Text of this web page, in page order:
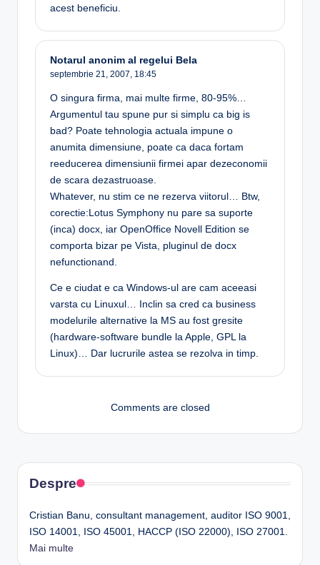
acest beneficiu.
Notarul anonim al regelui Bela
septembrie 21, 2007, 18:45
O singura firma, mai multe firme, 80-95%…
Argumentul tau spune pur si simplu ca big is
bad? Poate tehnologia actuala impune o
anumita dimensiune, poate ca daca fortam
reeducerea dimensiunii firmei apar dezeconomii
de scara dezastruoase.
Whatever, nu stim ce ne rezerva viitorul… Btw,
corectie:Lotus Symphony nu pare sa suporte
(inca) docx, iar OpenOffice Novell Edition se
comporta bizar pe Vista, pluginul de docx
nefunctionand.
Ce e ciudat e ca Windows-ul are cam aceeasi
varsta cu Linuxul… Inclin sa cred ca business
modelurile alternative la MS au fost gresite
(hardware-software bundle la Apple, GPL la
Linux)… Dar lucrurile astea se rezolva in timp.
Comments are closed
Despre
Cristian Banu, consultant management, auditor ISO 9001,
ISO 14001, ISO 45001, HACCP (ISO 22000), ISO 27001.
Mai multe